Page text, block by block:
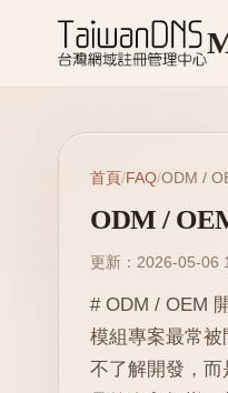
首頁/FAQ/ODM /
ODM /
更新：2026-05-06
# ODM / OEM
模組專案最常
不了解開發，